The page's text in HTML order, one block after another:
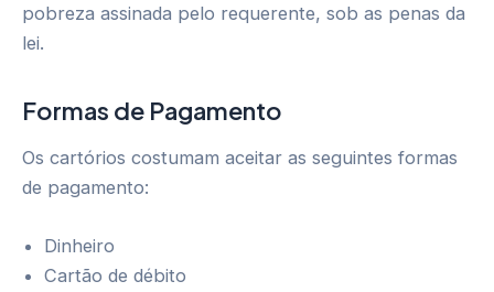
pobreza assinada pelo requerente, sob as penas da
lei.
Formas de Pagamento
Os cartórios costumam aceitar as seguintes formas
de pagamento:
Dinheiro
Cartão de débito